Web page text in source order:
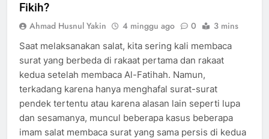
Fikih?
Ahmad Husnul Yakin 4 minggu ago 0 3 mins
Saat melaksanakan salat, kita sering kali membaca
surat yang berbeda di rakaat pertama dan rakaat
kedua setelah membaca Al-Fatihah. Namun,
terkadang karena hanya menghafal surat-surat
pendek tertentu atau karena alasan lain seperti lupa
dan sesamanya, muncul beberapa kasus beberapa
imam salat membaca surat yang sama persis di kedua